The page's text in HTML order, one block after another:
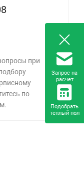
при
по
Запрос на
расчет
Подобрать
теплый пол